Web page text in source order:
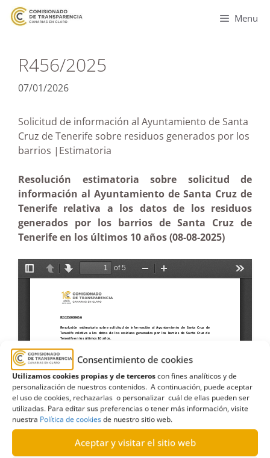
Consentimiento de cookies
Utilizamos cookies propias y de terceroscon fines analíticos y de
personalización de nuestros contenidos. A continuación, puede aceptar
el uso de cookies, rechazarlas o personalizar cuál de ellas pueden ser
utilizadas. Para editar sus preferencias o tener más información, visite
nuestra Política de cookiesde nuestro sitio web.
Aceptar y visitar el sitio web
Menu
R456/2025
07/01/2026
Solicitud de información al Ayuntamiento de Santa
Cruz de Tenerife sobre residuos generados por los
barrios |Estimatoria
Resolución estimatoria sobre solicitud de
información al Ayuntamiento de Santa Cruz de
Tenerife relativa a los datos de los residuos
generados por los barrios de Santa Cruz de
Tenerife en los últimos 10 años (08-08-2025)